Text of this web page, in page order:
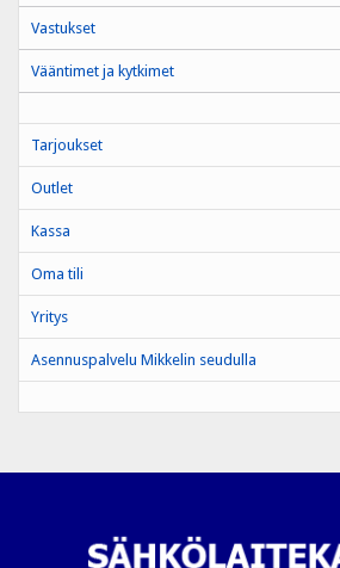
Vastukset
Vääntimet ja kytkimet
Tarjoukset
Outlet
Kassa
Oma tili
Yritys
Asennuspalvelu Mikkelin seudulla